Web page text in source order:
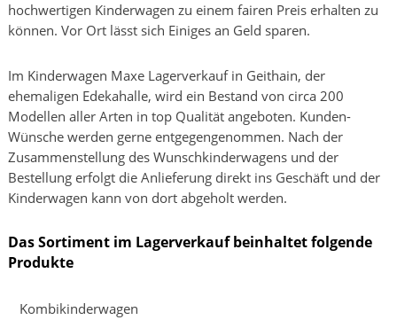
hochwertigen Kinderwagen zu einem fairen Preis erhalten zu
können. Vor Ort lässt sich Einiges an Geld sparen.
Im Kinderwagen Maxe Lagerverkauf in Geithain, der
ehemaligen Edekahalle, wird ein Bestand von circa 200
Modellen aller Arten in top Qualität angeboten. Kunden-
Wünsche werden gerne entgegengenommen. Nach der
Zusammenstellung des Wunschkinderwagens und der
Bestellung erfolgt die Anlieferung direkt ins Geschäft und der
Kinderwagen kann von dort abgeholt werden.
Das Sortiment im Lagerverkauf beinhaltet folgende
Produkte
Kombikinderwagen